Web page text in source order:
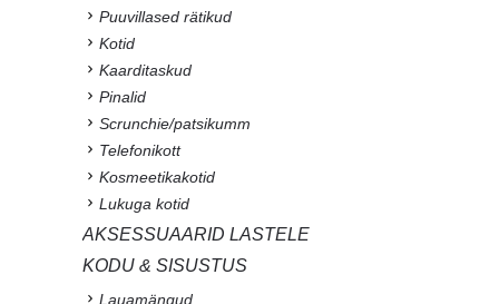
Puuvillased rätikud
Kotid
Kaarditaskud
Pinalid
Scrunchie/patsikumm
Telefonikott
Kosmeetikakotid
Lukuga kotid
AKSESSUAARID LASTELE
KODU & SISUSTUS
Lauamängud